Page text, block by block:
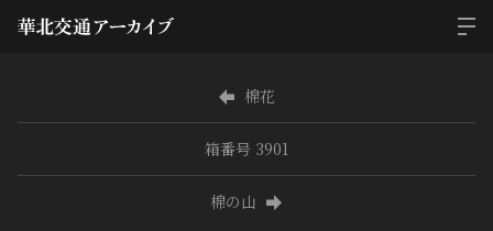
棉花
箱番号 3901
棉の山